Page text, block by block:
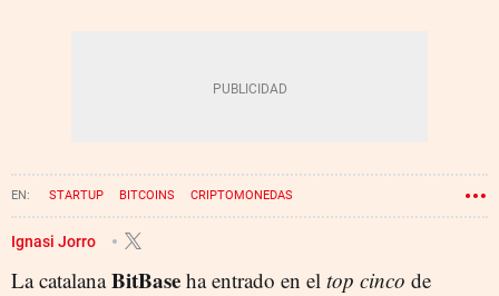
STARTUP BITCOINS CRIPTOMONEDAS
Ignasi Jorro
La catalanaBitBase ha entrado en el top cinco de